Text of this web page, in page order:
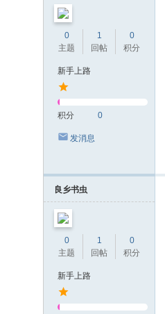
0
主题
1
回帖
0
积分
新手上路
积分 0
发消息
良乡书虫
0
主题
1
回帖
0
积分
新手上路